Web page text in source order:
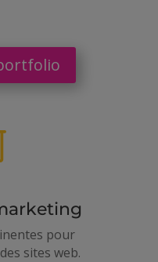
pour
sites web.